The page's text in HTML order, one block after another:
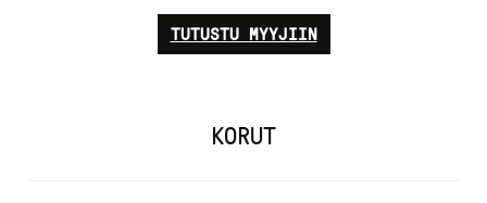
TUTUSTU MYYJIIN
KORUT